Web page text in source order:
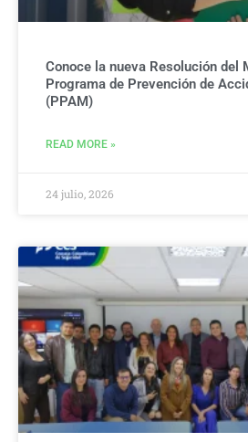
Conoce la nueva Resolución del
Programa de Prevención de
(PPAM)
READ MORE »
24 julio, 2026